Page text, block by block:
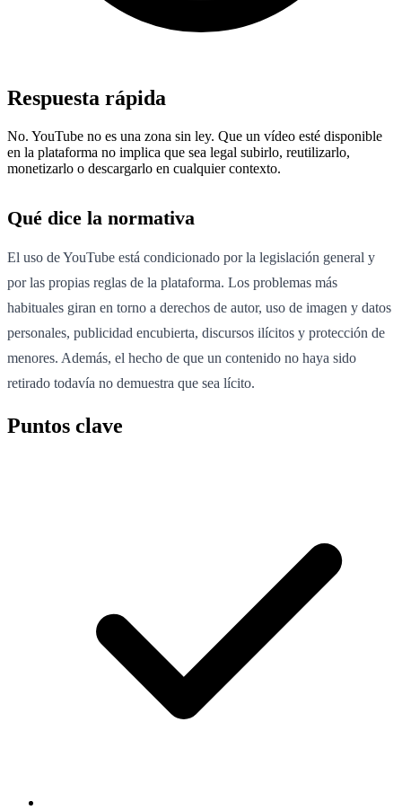
Respuesta rápida
No. YouTube no es una zona sin ley. Que un vídeo esté disponible
en la plataforma no implica que sea legal subirlo, reutilizarlo,
monetizarlo o descargarlo en cualquier contexto.
Qué dice la normativa
El uso de YouTube está condicionado por la legislación general y
por las propias reglas de la plataforma. Los problemas más
habituales giran en torno a derechos de autor, uso de imagen y datos
personales, publicidad encubierta, discursos ilícitos y protección de
menores. Además, el hecho de que un contenido no haya sido
retirado todavía no demuestra que sea lícito.
Puntos clave